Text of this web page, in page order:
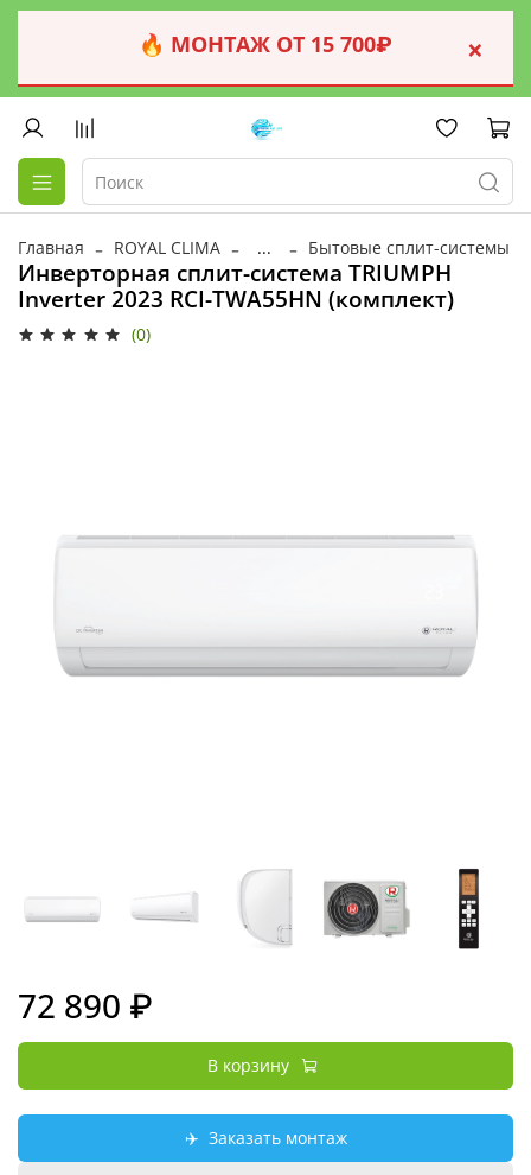
🔥 МОНТАЖ ОТ 15 700₽ ×
Главная ROYAL CLIMA ... Бытовые сплит-системы
Инверторная сплит-система TRIUMPH
Inverter 2023 RCI-TWA55HN (комплект)
(0)
72 890 ₽
В корзину
✈️ Заказать монтаж